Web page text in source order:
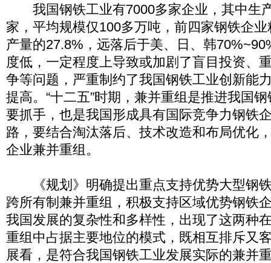
我国钢铁工业有7000多家企业，其中生
家，平均规模仅100多万吨，前四家钢铁企
产量的27.8%，远落后于美、日、韩
度低，一定程度上导致或加剧了盲目投资、
争等问题，严重制约了我国钢铁工业创新能
提高。“十二五”时期，兼并重组是推进我国
要抓手，也是我国形成具有国际竞争力钢铁
路，要结合淘汰落后、技术改造和布局优化
企业兼并重组。
《规划》明确提出重点支持优势大型钢
跨所有制兼并重组，积极支持区域优势钢铁
我国发展的复杂性和多样性，出现了这两种
重组中占据主要地位的模式，既相互排斥又
展看，是符合我国钢铁工业发展实际的兼并